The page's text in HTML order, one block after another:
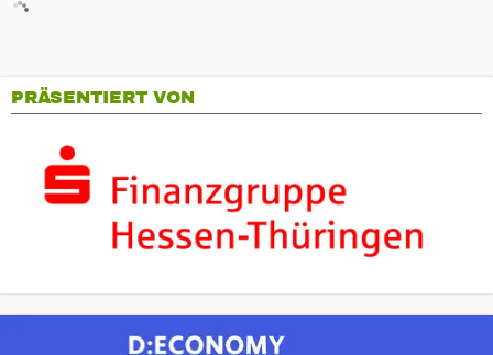
PRÄSENTIERT VON